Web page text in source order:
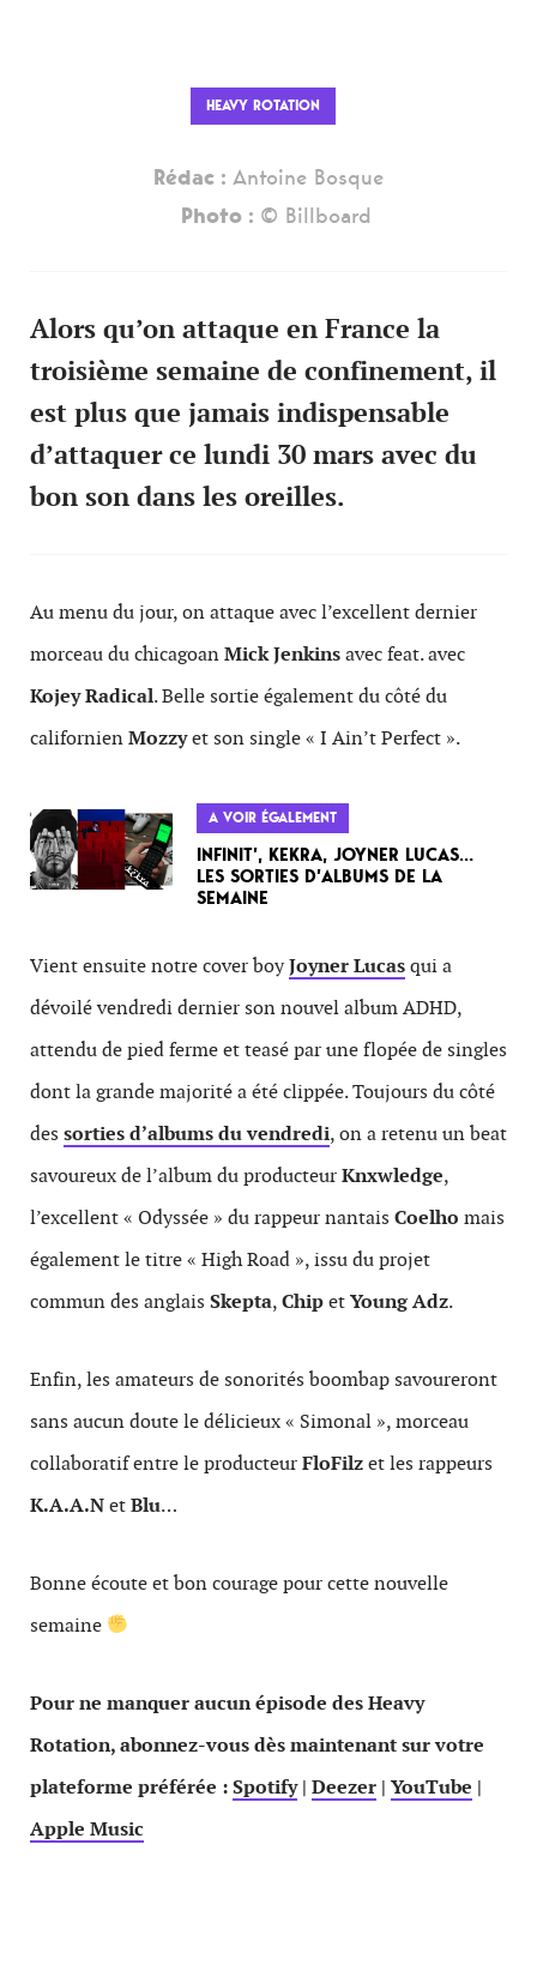
HEAVY ROTATION
Rédac : Antoine Bosque
Photo : © Billboard
Alors qu’on attaque en France la
troisième semaine de confinement, il
est plus que jamais indispensable
d’attaquer ce lundi 30 mars avec du
bon son dans les oreilles.
Au menu du jour, on attaque avec l’excellent dernier
morceau du chicagoanMick Jenkinsavec feat. avec
Kojey Radical. Belle sortie également du côté du
californienMozzyet son single « I Ain’t Perfect ».
A VOIR ÉGALEMENT
INFINIT’, KEKRA, JOYNER LUCAS…
LES SORTIES D’ALBUMS DE LA
SEMAINE
Vient ensuite notre cover boyJoyner Lucasqui a
dévoilé vendredi dernier son nouvel album ADHD,
attendu de pied ferme et teasé par une flopée de singles
dont la grande majorité a été clippée. Toujours du côté
des sorties d’albums du vendredi, on a retenu un beat
savoureux de l’album du producteurKnxwledge,
l’excellent « Odyssée » du rappeur nantais Coelho mais
également le titre « High Road », issu du projet
commun des anglais Skepta,ChipetYoung Adz.
Enfin, les amateurs de sonorités boombap savoureront
sans aucun doute le délicieux « Simonal », morceau
collaboratif entre le producteurFloFilzet les rappeurs
K.A.A.NetBlu…
Bonne écoute et bon courage pour cette nouvelle
semaine
Pour ne manquer aucun épisode des Heavy
Rotation, abonnez-vous dès maintenant sur votre
plateforme préférée :Spotify| Deezer | YouTube |
Apple Music